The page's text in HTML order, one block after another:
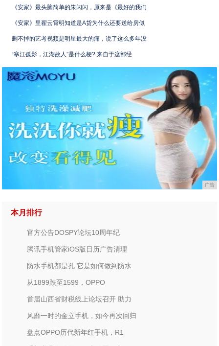
《安家》最头脑简单的朱闪闪，原来是《最好的我们
《安家》里翟云霄明知道是A货为什么还要送给房似
删不掉的艺考视频是明星最大的痛，说了这么多年没
“寒江孤影，江湖故人”是什么梗? 来自于这部经
广告
本月排行
官方公告DOSPY论坛10周年纪
腾讯手机管家iOS版日历广告清理
防水手机都是孔 它是如何做到防水
从1899跌至1599，OPPO
首届山西省财税线上论坛召开 助力
风靡一时的金立手机，如今再次回归
盘点OPPO历代新年红手机，R1